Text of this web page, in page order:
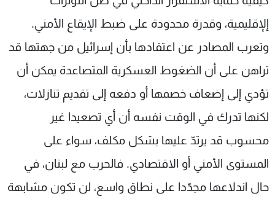
إلإقليمية، وقدرة محدودة على ضبط الإيقاع الأمني.
وتعرب المصادر عن اعتقادها بأن إسرائيل من جهتها قد
تراهن على أن الضغوط العسكرية المتصاعدة يمكن أن
تؤدي إلى إضعاف خصمها أو دفعه إلى تقديم تنازلات،
لكنها تدرك في الوقت نفسه أن أي تصعيدا غير
محسوب قد يرتدّ عليها بشكل مكلف، سواء على
المستوى الأمني أو الاقتصادي. فالحرب مع لبنان، في
حال اندلاعها مجدّدا على نطاق واسع، لن تكون مشابهة